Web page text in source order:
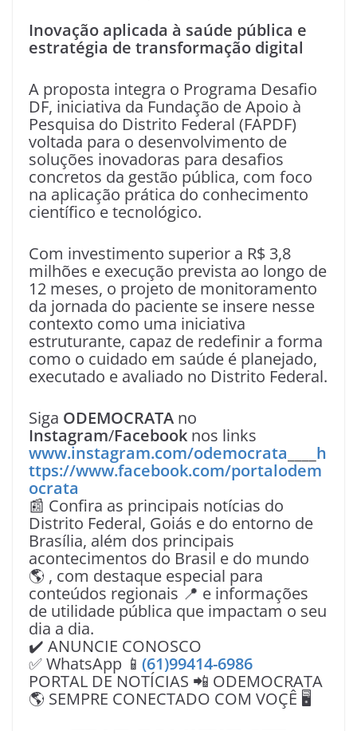
Inovação aplicada à saúde pública e
estratégia de transformação digital
A proposta integra o Programa Desafio
DF, iniciativa da Fundação de Apoio à
Pesquisa do Distrito Federal (FAPDF)
voltada para o desenvolvimento de
soluções inovadoras para desafios
concretos da gestão pública, com foco
na aplicação prática do conhecimento
científico e tecnológico.
Com investimento superior a R$ 3,8
milhões e execução prevista ao longo de
12 meses, o projeto de monitoramento
da jornada do paciente se insere nesse
contexto como uma iniciativa
estruturante, capaz de redefinir a forma
como o cuidado em saúde é planejado,
executado e avaliado no Distrito Federal.
Siga ODEMOCRATA no
Instagram/Facebook nos links
www.instagram.com/odemocrata
h
ttps://www.facebook.com/portalodem
ocrata
📰 Confira as principais notícias do
Distrito Federal, Goiás e do entorno de
Brasília, além dos principais
acontecimentos do Brasil e do mundo
🌎 , com destaque especial para
conteúdos regionais 📍 e informações
de utilidade pública que impactam o seu
dia a dia.
✔️ ANUNCIE CONOSCO
✅ WhatsApp 📱 (61)99414-6986
PORTAL DE NOTÍCIAS 📲 ODEMOCRATA
🌎 SEMPRE CONECTADO COM VOÇÊ 🖥️